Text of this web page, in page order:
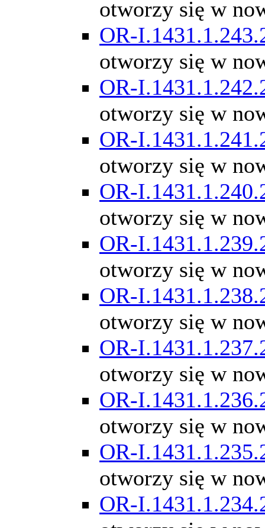
otworzy się w
OR-
otworzy się w
OR-
otworzy się w
OR-
otworzy się w
OR-
otworzy się w
OR-
otworzy się w
OR-
otworzy się w
OR-
otworzy się w
OR-
otworzy się w
OR-
otworzy się w
OR-